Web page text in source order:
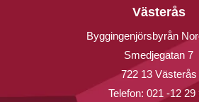
Västerås
Byggingenjörsbyrån
Smedjegatan 7
722 13 Västerås
Telefon: 021 -12 29